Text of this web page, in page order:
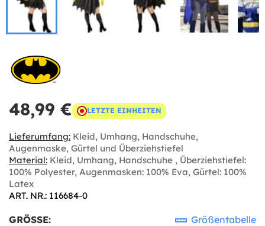
48,99 € LETZTE EINHEITEN
Lieferumfang: Kleid, Umhang, Handschuhe,
Augenmaske, Gürtel und Überziehstiefel
Material: Kleid, Umhang, Handschuhe , Überziehstiefel:
100% Polyester, Augenmasken: 100% Eva, Gürtel: 100%
Latex
ART. NR.: 116684-0
GRÖSSE: Größentabelle